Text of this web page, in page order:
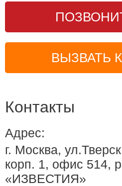
ВЫЗВАТЬ
Контакты
Адрес:
г. Москва,
корп. 1, офис 514,
«ИЗВЕСТИЯ»